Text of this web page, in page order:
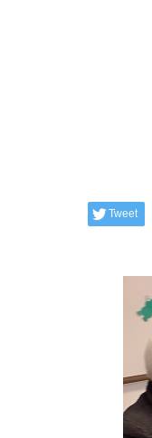
Tweet